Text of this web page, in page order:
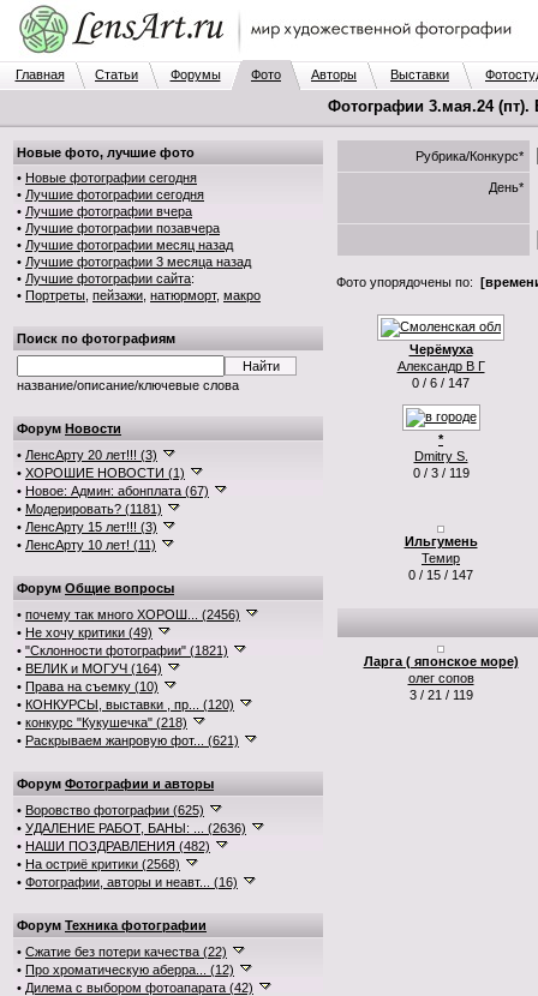
Главная Статьи Форумы Фото Авторы Выставки
Фотографии 3.мая.24 (пт).
Новые фото, лучшие фото
• Новые фотографии сегодня
• Лучшие фотографии сегодня
• Лучшие фотографии вчера
• Лучшие фотографии позавчера
• Лучшие фотографии месяц назад
• Лучшие фотографии 3 месяца назад
• Лучшие фотографии сайта:
• Портреты пейзажи натюрморт, макро
Поиск по фотографиям
название/описание/ключевые слова
Форум Новости
• ЛенсАрту 20 лет!!! (3)
• ХОРОШИЕ НОВОСТИ (1)
• Новое: Админ: абонплата (67)
• Модерировать? (1181)
• ЛенсАрту 15 лет!!! (3)
• ЛенсАрту 10 лет! (11)
Форум Общие вопросы
• почему так много ХОРОШ... (2456)
• Не хочу критики (49)
• "Склонности фотографии" (1821)
• ВЕЛИК и МОГУЧ (164)
• Права на съемку (10)
• КОНКУРСЫ, выставки , пр... (120)
• конкурс "Кукушечка" (218)
• Раскрываем жанровую фот... (621)
Форум Фотографии и авторы
• Воровство фотографии (625)
• УДАЛЕНИЕ РАБОТ, БАНЫ: ... (2636)
• НАШИ ПОЗДРАВЛЕНИЯ (482)
• На остриё критики (2568)
• Фотографии, авторы и неавт... (16)
Форум Техника фотографии
• Сжатие без потери качества (22)
• Про хроматическую аберра... (12)
• Дилема с выбором фотоапарата (42)
Рубрика/Конкурс*
День*
Фото упорядочены по:
Черёмуха
Александр В Г
0 / 6 / 147
*
Dmitry S.
0 / 3 / 119
Ильгумень
Темир
0 / 15 / 147
Ларга ( японское море)
олег сопов
3 / 21 / 119